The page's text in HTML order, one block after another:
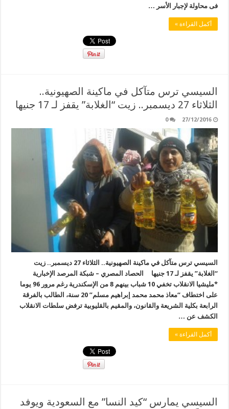
فى محاولة لإجبار الأسر …
أكمل القراءة »
السيسي ترس متآكل في ماكينة الصهيونية..
الثلاثاء 27 ديسمبر.. زيت “الغلابة” يقفز لـ 17 جنيها
27/12/2016
0
السيسي ترس متآكل في ماكينة الصهيونية.. الثلاثاء 27 ديسمبر.. زيت
“الغلابة” يقفز لـ 17 جنيها الحصاد المصري – شبكة المرصد الإخبارية
*مليشيا الانقلاب تخفي 10 شباب بينهم 8 من الإسكندرية رغم مرور 96 يوما
على اختطاف “معاذ محمد محمد إبراهيم مسلم” 20 سنة، الطالب بالفرقة
الرابعة بكلية الشريعة والقانون، والمقيم بالقليوبية ترفض سلطات الانقلاب
الكشف عن …
أكمل القراءة »
السيسي يمارس “كيد النسا” مع السعودية ويوفد